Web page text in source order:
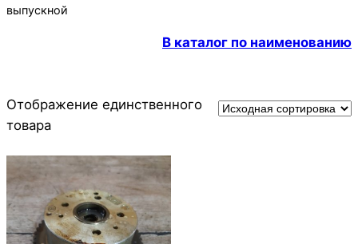
выпускной
В каталог по наименованию
Отображение единственного
товара